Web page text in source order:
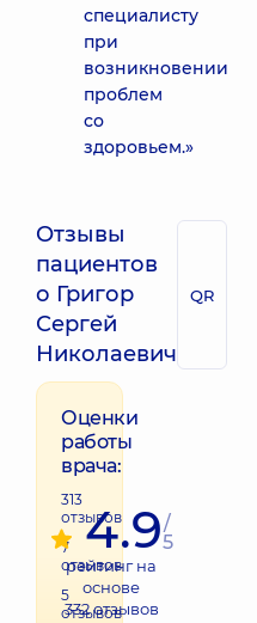
специалисту
при
возникновении
проблем
со
здоровьем.»
Отзывы
пациентов
о Григор
Сергей
Николаевич
QR
Оценки
работы
врача:
313
отзывов
7
отзывов
5
отзывов
4.9/
5
рейтинг на
основе
332отзывов